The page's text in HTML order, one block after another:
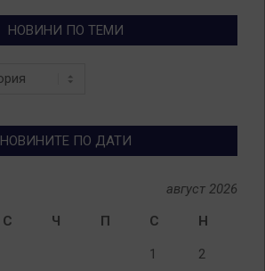
НОВИНИ ПО ТЕМИ
НОВИНИТЕ ПО ДАТИ
август 2026
С Ч П С Н
1 2